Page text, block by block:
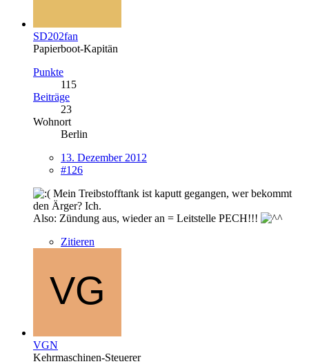
SD202fan
Papierboot-Kapitän
Punkte
115
Beiträge
23
Wohnort
Berlin
13. Dezember 2012
#126
Mein Treibstofftank ist kaputt gegangen, wer bekommt
den Ärger? Ich.
Also: Zündung aus, wieder an = Leitstelle PECH!!!
Zitieren
VGN
Kehrmaschinen-Steuerer